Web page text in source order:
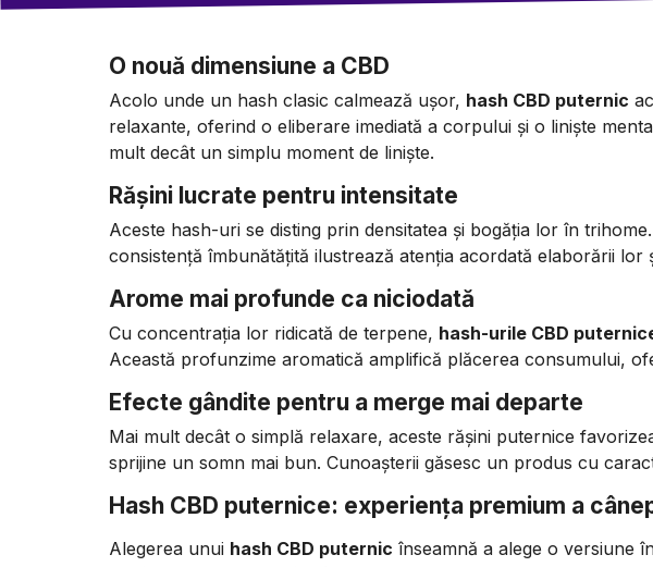
O nouă dimensiune a CBD
Acolo unde un hash clasic calmează ușor, hash CBD puternic
relaxante, oferind o eliberare imediată a corpului și o liniște
mult decât un simplu moment de liniște.
Rășini lucrate pentru intensitate
Aceste hash-uri se disting prin densitatea și bogăția lor în
consistență îmbunătățită ilustrează atenția acordată elaborării
Arome mai profunde ca niciodată
Cu concentrația lor ridicată de terpene, hash-urile CBD
Această profunzime aromatică amplifică plăcerea consumului,
Efecte gândite pentru a merge mai departe
Mai mult decât o simplă relaxare, aceste rășini puternice
sprijine un somn mai bun. Cunoașterii găsesc un produs cu
Hash CBD puternice: experiența premium a
Alegerea unui hash CBD puternic înseamnă a alege o versiune